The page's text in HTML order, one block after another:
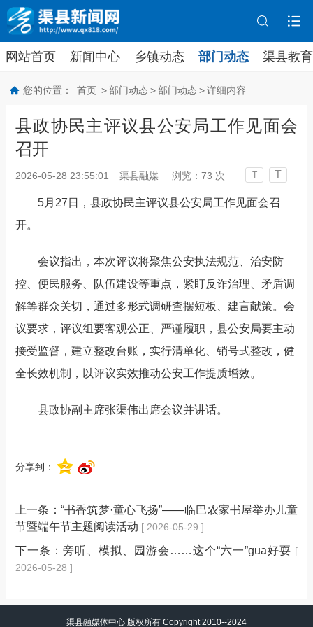
网站首页 新闻中心 乡镇动态 部门动态 渠县教育
您的位置： 首页 > 部门动态 > 部门动态 > 详细内容
县政协民主评议县公安局工作见面会
召开
2026-05-28 23:55:01 渠县融媒 浏览： 73 次 T T
5月 27 日，县政协民主评议县公安局工作见面会召
开。
会议指出，本次评议将聚焦公安执法规范、治安防
控、便民服务、队伍建设等重点，紧盯反诈治理、矛盾调
解等群众关切，通过多形式调研查摆短板、建言献策。会
议要求，评议组要客观公正、严谨履职，县公安局要主动
接受监督，建立整改台账，实行清单化、销号式整改，健
全长效机制，以评议实效推动公安工作提质增效。
县政协副主席张渠伟出席会议并讲话。
分享到：
上一条： “书香筑梦·童心飞扬”——临巴农家书屋举办儿童
节暨端午节主题阅读活动 [ 2026-05-29 ]
下一条： 旁听、模拟、园游会……这个“六一”gua好耍 [
2026-05-28 ]
渠县融媒体中心 版权所有 Copyright 2010--2024